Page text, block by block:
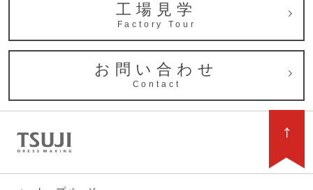
工場見学
Factory Tour
お問い合わせ
Contact